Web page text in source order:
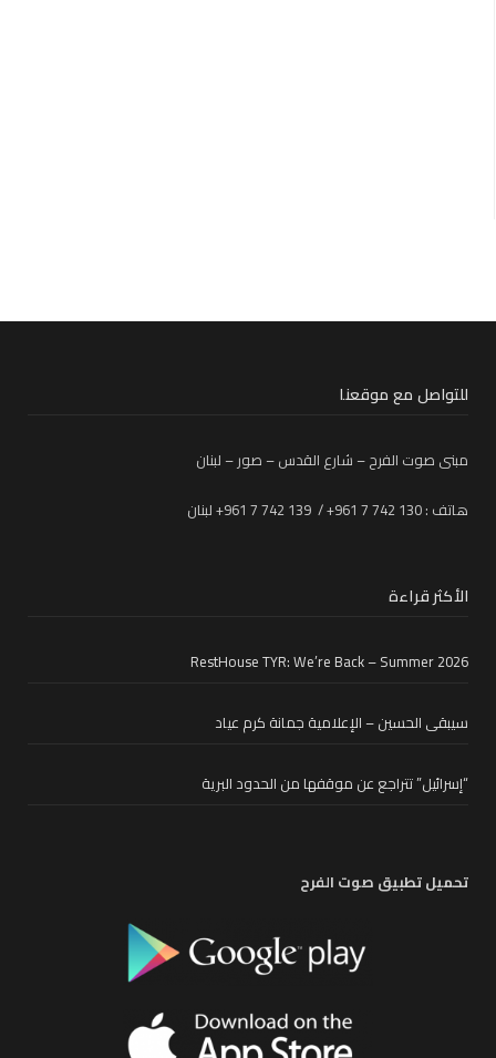
للتواصل مع موقعنا
مبنى صوت الفرح – شارع القدس – صور – لبنان
هاتف : 130 742 7 961+ / 139 742 7 961+ لبنان
الأكثر قراءة
RestHouse TYR: We’re Back – Summer 2026
سيبقى الحسين – الإعلامية جمانة كرم عياد
“إسرائيل” تتراجع عن موقفها من الحدود البرية
تحميل تطبيق صوت الفرح